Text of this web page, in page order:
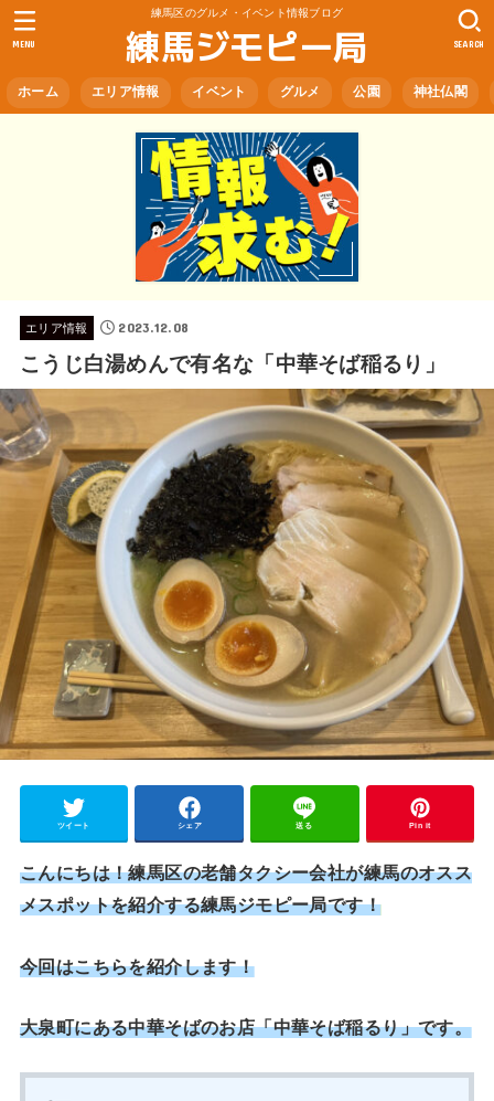
練馬区のグルメ・イベント情報ブログ
練馬ジモピー局
ホーム エリア情報 イベント グルメ 公園 神社仏閣
SEARCH
MENU
エリア情報 2023.12.08
こうじ白湯めんで有名な「中華そば稲るり」
ツイート シェア 送る Pin it
こんにちは！練馬区の老舗タクシー会社が練馬のオスス
メスポットを紹介する練馬ジモピー局です！
今回はこちらを紹介します！
大泉町にある中華そばのお店「中華そば稲るり」です。